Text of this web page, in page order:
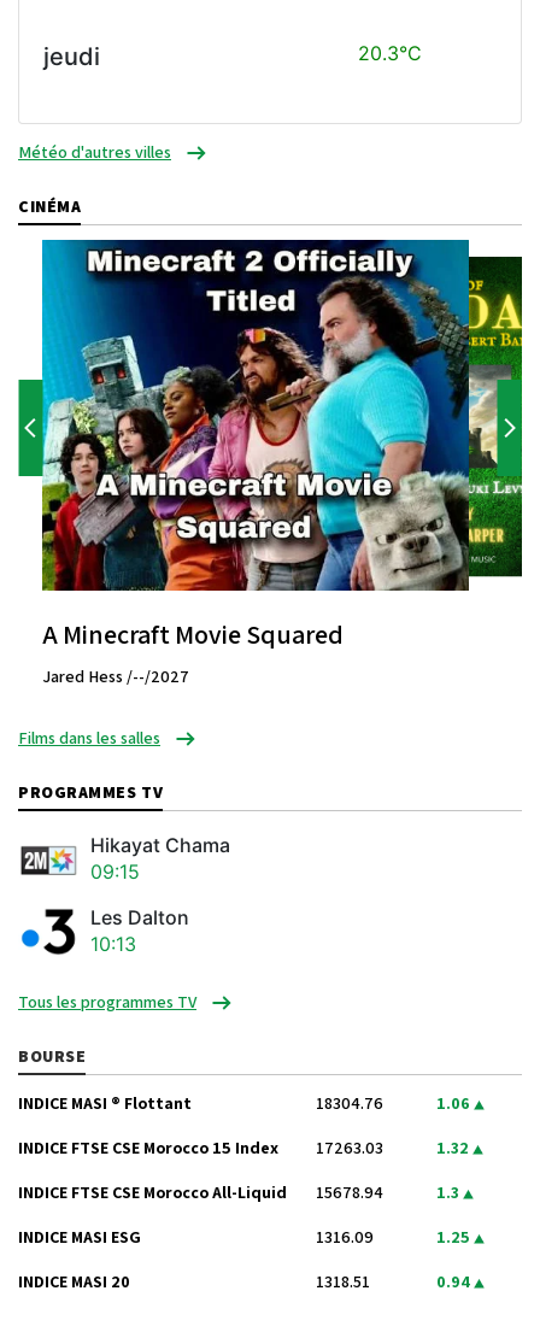
jeudi 20.3°C
Météo d'autres villes
CINÉMA
A Minecraft Movie Squared
Jared Hess /--/2027
Films dans les salles
PROGRAMMES TV
Hikayat Chama
09:15
Les Dalton
10:13
Tous les programmes TV
BOURSE
INDICE MASI ® Flottant 18304.76 1.06
INDICE FTSE CSE Morocco 15 Index 17263.03 1.32
INDICE FTSE CSE Morocco All-Liquid 15678.94 1.3
INDICE MASI ESG 1316.09 1.25
INDICE MASI 20 1318.51 0.94